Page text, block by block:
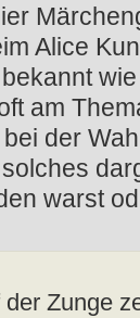
Alice
am
der
warst
Zunge